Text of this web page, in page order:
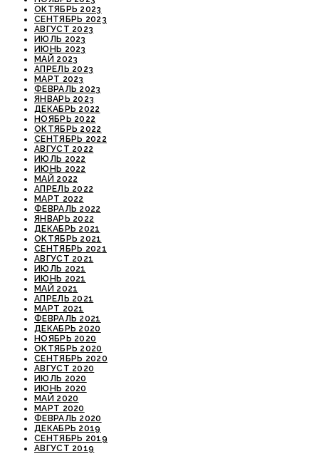
ОКТЯБРЬ 2023
СЕНТЯБРЬ 2023
АВГУСТ 2023
ИЮЛЬ 2023
ИЮНЬ 2023
МАЙ 2023
АПРЕЛЬ 2023
МАРТ 2023
ФЕВРАЛЬ 2023
ЯНВАРЬ 2023
ДЕКАБРЬ 2022
НОЯБРЬ 2022
ОКТЯБРЬ 2022
СЕНТЯБРЬ 2022
АВГУСТ 2022
ИЮЛЬ 2022
ИЮНЬ 2022
МАЙ 2022
АПРЕЛЬ 2022
МАРТ 2022
ФЕВРАЛЬ 2022
ЯНВАРЬ 2022
ДЕКАБРЬ 2021
ОКТЯБРЬ 2021
СЕНТЯБРЬ 2021
АВГУСТ 2021
ИЮЛЬ 2021
ИЮНЬ 2021
МАЙ 2021
АПРЕЛЬ 2021
МАРТ 2021
ФЕВРАЛЬ 2021
ДЕКАБРЬ 2020
НОЯБРЬ 2020
ОКТЯБРЬ 2020
СЕНТЯБРЬ 2020
АВГУСТ 2020
ИЮЛЬ 2020
ИЮНЬ 2020
МАЙ 2020
МАРТ 2020
ФЕВРАЛЬ 2020
ДЕКАБРЬ 2019
СЕНТЯБРЬ 2019
АВГУСТ 2019